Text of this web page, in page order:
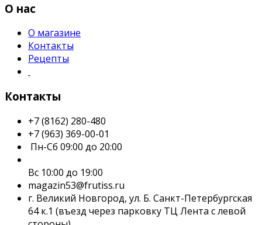
О нас
О магазине
Контакты
Рецепты
Контакты
+7 (8162) 280-480
+7 (963) 369-00-01
Пн-Сб 09:00 до 20:00
Вс 10:00 до 19:00
magazin53@frutiss.ru
г. Великий Новгород, ул. Б. Санкт-Петербургская
64 к.1 (въезд через парковку ТЦ Лента с левой